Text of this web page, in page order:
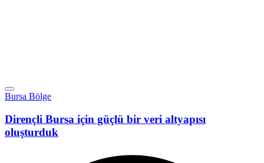
Bursa Bölge
Dirençli Bursa için güçlü bir veri altyapısı
oluşturduk